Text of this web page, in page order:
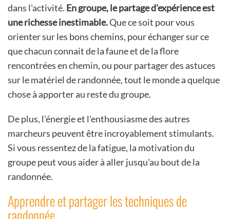
dans l'activité. En groupe, le partage d'expérience est
une richesse inestimable.Que ce soit pour vous
orienter sur les bons chemins, pour échanger sur ce
que chacun connait de la faune et de la flore
rencontrées en chemin, ou pour partager des astuces
sur le matériel de randonnée, tout le monde a quelque
chose à apporter au reste du groupe.
De plus, l'énergie et l'enthousiasme des autres
marcheurs peuvent être incroyablement stimulants.
Si vous ressentez de la fatigue, la motivation du
groupe peut vous aider à aller jusqu'au bout de la
randonnée.
Apprendre et partager les techniques de